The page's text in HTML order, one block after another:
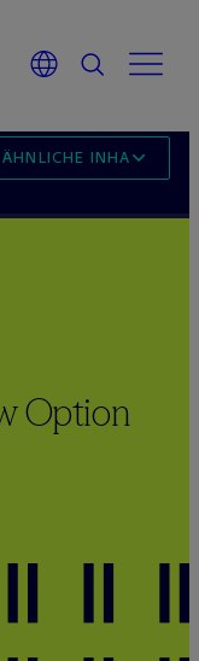
ÄHNLICHE INHALTE
Option